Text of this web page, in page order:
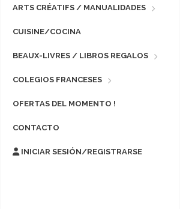
ARTS CRÉATIFS / MANUALIDADES
CUISINE/COCINA
BEAUX-LIVRES / LIBROS REGALOS
COLEGIOS FRANCESES
OFERTAS DEL MOMENTO !
CONTACTO
INICIAR SESIÓN/REGISTRARSE